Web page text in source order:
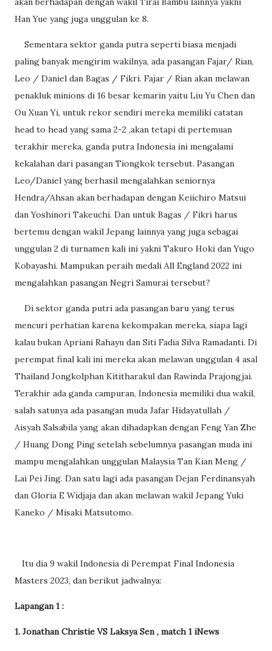
Han Yue yang juga unggulan ke 8.
Sementara sektor ganda putra seperti biasa menjadi
paling banyak mengirim wakilnya, ada pasangan Fajar/ Rian,
Leo / Daniel dan Bagas / Fikri. Fajar / Rian akan melawan
penakluk minions di 16 besar kemarin yaitu Liu Yu Chen dan
Ou Xuan Yi, untuk rekor sendiri mereka memiliki catatan
head to head yang sama 2-2 ,akan tetapi di pertemuan
terakhir mereka, ganda putra Indonesia ini mengalami
kekalahan dari pasangan Tiongkok tersebut. Pasangan
Leo/Daniel yang berhasil mengalahkan seniornya
Hendra/Ahsan akan berhadapan dengan Keiichiro Matsui
dan Yoshinori Takeuchi. Dan untuk Bagas / Fikri harus
bertemu dengan wakil Jepang lainnya yang juga sebagai
unggulan 2 di turnamen kali ini yakni Takuro Hoki dan Yugo
Kobayashi. Mampukan peraih medali All England 2022 ini
mengalahkan pasangan Negri Samurai tersebut?
Di sektor ganda putri ada pasangan baru yang terus
mencuri perhatian karena kekompakan mereka, siapa lagi
kalau bukan Apriani Rahayu dan Siti Fadia Silva Ramadanti. Di
perempat final kali ini mereka akan melawan unggulan 4 asal
Thailand Jongkolphan Kititharakul dan Rawinda Prajongjai.
Terakhir ada ganda campuran, Indonesia memiliki dua wakil,
salah satunya ada pasangan muda Jafar Hidayatullah /
Aisyah Salsabila yang akan dihadapkan dengan Feng Yan Zhe
/ Huang Dong Ping setelah sebelumnya pasangan muda ini
mampu mengalahkan unggulan Malaysia Tan Kian Meng /
Lai Pei Jing. Dan satu lagi ada pasangan Dejan Ferdinansyah
dan Gloria E Widjaja dan akan melawan wakil Jepang Yuki
Kaneko / Misaki Matsutomo.
Itu dia 9 wakil Indonesia di Perempat Final Indonesia
Masters 2023, dan berikut jadwalnya:
Lapangan 1 :
1. Jonathan Christie VS Laksya Sen , match 1 iNews